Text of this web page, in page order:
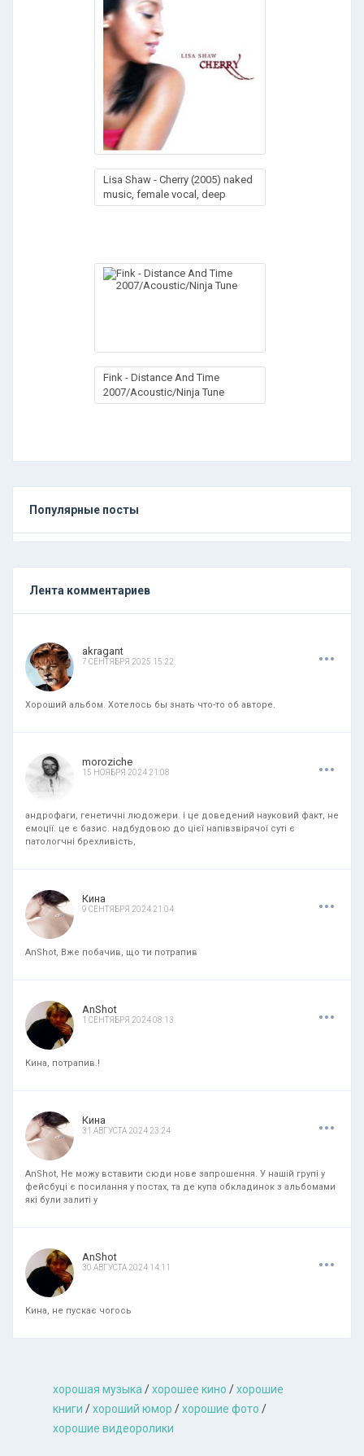
Lisa Shaw - Cherry (2005) naked
music, female vocal, deep
Fink - Distance And Time
2007/Acoustic/Ninja Tune
Популярные посты
Лента комментариев
akragant
7 СЕНТЯБРЯ 2025 15:22 ...
Хороший альбом. Хотелось бы знать что-то об авторе.
moroziche
15 НОЯБРЯ 2024 21:08 ...
андрофаги, генетичні людожери. і це доведений науковий факт, не
емоції. це є базис. надбудовою до цієї напівзвірячої суті є
патологчні брехливість,
Кина
9 СЕНТЯБРЯ 2024 21:04 ...
AnShot, Вже побачив, що ти потрапив
AnShot
1 СЕНТЯБРЯ 2024 08:13 ...
Кина, потрапив.!
Кина
31 АВГУСТА 2024 23:24 ...
AnShot, Не можу вставити сюди нове запрошення. У нашій групі у
фейсбуці є посилання у постах, та де купа обкладинок з альбомами
які були залиті у
AnShot
30 АВГУСТА 2024 14:11 ...
Кина, не пускає чогось
хорошая музыкa/хорошее кино /хорошие
книги /хороший юмор /хорошие фото /
хорошие видеоролики